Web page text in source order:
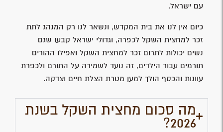
עם ישראל.
כיום אין לנו את בית המקדש, ונשאר לנו רק המנהג לתת
זכר למחצית השקל לכפרה, וגדולי ישראל קבעו שגם
נשים יכולות לתרום זכר למחצית השקל ואפילו ההורים
תורמים עבור הילדים, זה נועד לשמירה על התורם ולכפרת
עוונות והכסף הולך למען מטרת הצלת חיים וצדקה.
מה סכום מחצית השקל בשנת
2026?